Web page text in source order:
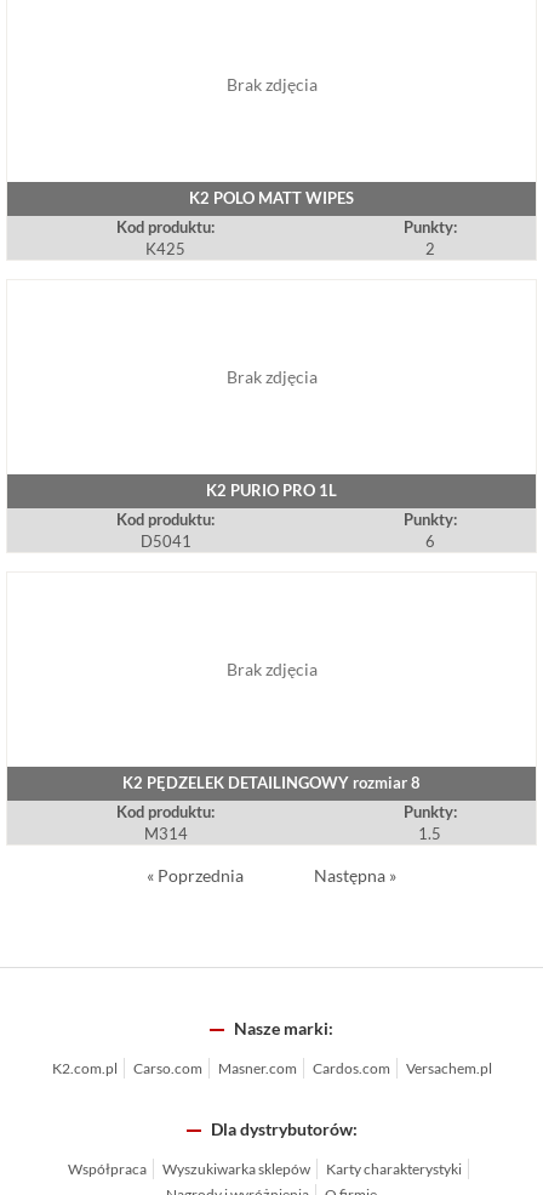
Brak zdjęcia
K2 POLO MATT WIPES
Kod produktu:
K425
Punkty:
2
Brak zdjęcia
K2 PURIO PRO 1L
Kod produktu:
D5041
Punkty:
6
Brak zdjęcia
K2 PĘDZELEK DETAILINGOWY rozmiar 8
Kod produktu:
M314
Punkty:
1.5
« Poprzednia Następna »
Nasze marki:
K2.com.pl Carso.com Masner.com Cardos.com Versachem.pl
Dla dystrybutorów:
Współpraca Wyszukiwarka sklepów
Karty charakterystyki